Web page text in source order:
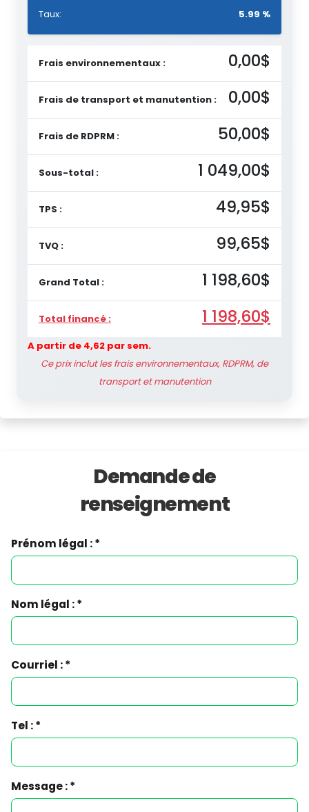
Taux:
5.99 %
Frais environnementaux : 0,00$
Frais de transport et manutention : 0,00$
Frais de RDPRM : 50,00$
Sous-total : 1 049,00$
TPS : 49,95$
TVQ : 99,65$
Grand Total : 1 198,60$
Total financé : 1 198,60$
A partir de 4,62 par sem.
Ce prix inclut les frais environnementaux, RDPRM, de
transport et manutention
Demande de
renseignement
Prénom légal : *
Nom légal : *
Courriel : *
Tel : *
Message : *